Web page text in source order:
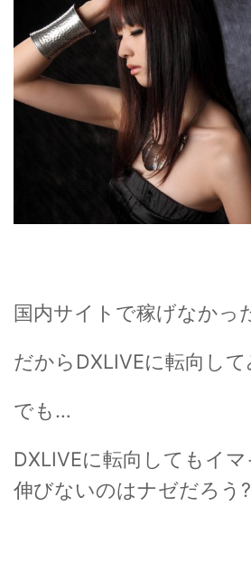
国内サイトで稼げなかっ
だからDXLIVEに転向して
でも…
DXLIVEに転向してもイ
伸びないのはナゼだろう?